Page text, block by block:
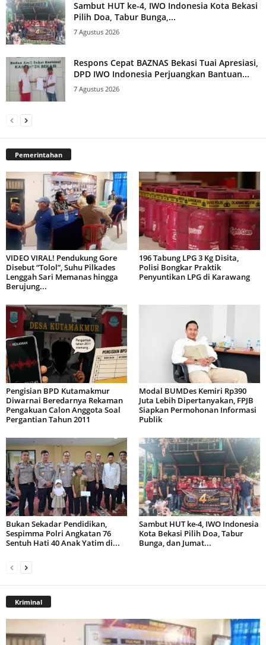
Sambut HUT ke-4, IWO Indonesia Kota Bekasi
Pilih Doa, Tabur Bunga,...
7 Agustus 2026
Respons Cepat BAZNAS Bekasi Tuai Apresiasi,
DPD IWO Indonesia Perjuangkan Bantuan...
7 Agustus 2026
Pemerintahan
VIDEO VIRAL! Pendukung Gore
Disebut “Tolol”, Suhu Pilkades
Lenggah Sari Memanas hingga
Berujung...
196 Tabung LPG 3 Kg Disita,
Polisi Bongkar Praktik
Penyuntikan LPG di Karawang
Pengisian BPD Kutamakmur
Diwarnai Beredarnya Rekaman
Pengakuan Calon Anggota Soal
Pergantian Tahun 2011
Modal BUMDes Kemiri Rp390
Juta Lebih Dipertanyakan, FPJB
Siapkan Permohonan Informasi
Publik
Bukan Sekadar Pendidikan,
Sespimma Polri Angkatan 76
Sentuh Hati 40 Anak Yatim di...
Sambut HUT ke-4, IWO Indonesia
Kota Bekasi Pilih Doa, Tabur
Bunga, dan Jumat...
Kriminal